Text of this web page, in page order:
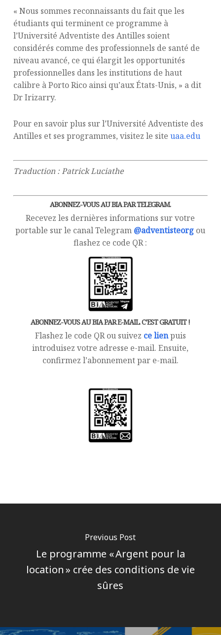
« Nous sommes reconnaissants du fait que les
étudiants qui terminent ce programme à
l’Université Adventiste des Antilles soient
considérés comme des professionnels de santé de
niveau avancé, ce qui élargit les opportunités
professionnelles dans les institutions de haut
calibre à Porto Rico ainsi qu’aux États-Unis, » a dit
Dr Irizarry.
Pour en savoir plus sur l’Université Adventiste des
Antilles et ses programmes, visitez le site uaa.edu
Traduction : Patrick Luciathe
ABONNEZ-VOUS AU BIA PAR TELEGRAM.
Recevez les dernières informations sur votre
portable sur le canal Telegram @adventisteorg ou
flashez ce code QR :
ABONNEZ-VOUS AU BIA PAR E-MAIL. C’EST GRATUIT !
Flashez le code QR ou suivez ce lienpuis
introduisez votre adresse e-mail. Ensuite,
confirmez l’abonnement par e-mail.
Previous Post
Le programme « Argent pour la
location » crée des conditions de vie
sûres